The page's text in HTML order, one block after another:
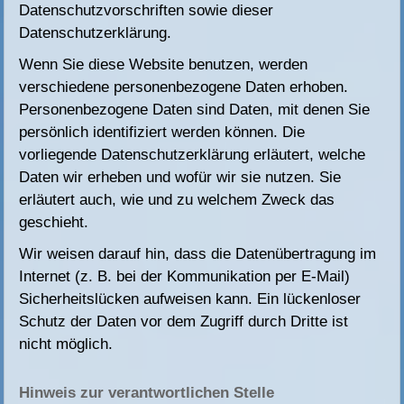
Datenschutzvorschriften sowie dieser
Datenschutzerklärung.
Wenn Sie diese Website benutzen, werden
verschiedene personenbezogene Daten erhoben.
Personenbezogene Daten sind Daten, mit denen Sie
persönlich identifiziert werden können. Die
vorliegende Datenschutzerklärung erläutert, welche
Daten wir erheben und wofür wir sie nutzen. Sie
erläutert auch, wie und zu welchem Zweck das
geschieht.
Wir weisen darauf hin, dass die Datenübertragung im
Internet (z. B. bei der Kommunikation per E-Mail)
Sicherheitslücken aufweisen kann. Ein lückenloser
Schutz der Daten vor dem Zugriff durch Dritte ist
nicht möglich.
Hinweis zur verantwortlichen Stelle